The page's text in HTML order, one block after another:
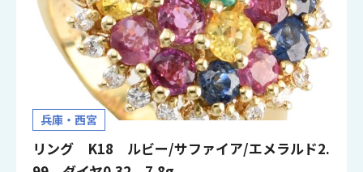
兵庫・西宮
リング K18 ルビー/サファイア/エメラルド2.